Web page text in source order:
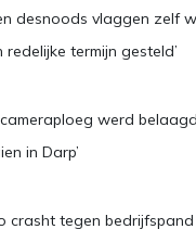
desnoods vlaggen zelf
redelijke termijn gesteld’
werd belaagd
in Darp’
crasht tegen bedrijfspand